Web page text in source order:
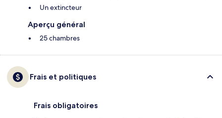
Un extincteur
Aperçu général
25 chambres
Frais et politiques
Frais obligatoires